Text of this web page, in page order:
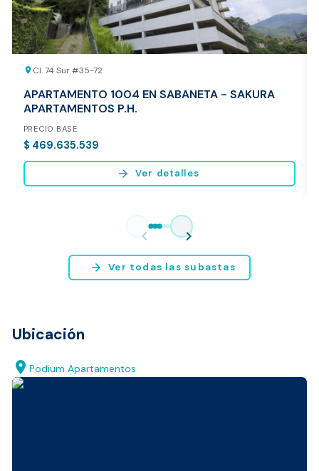
* Servicio disponible exclusivamente para inmuebles ubicados en
Bogotá y Medellín.
location_on Cl. 74 Sur #35-72
APARTAMENTO 1004 EN SABANETA - SAKURA
APARTAMENTOS P.H.
PRECIO BASE
$ 469.635.539
arrow_forward Ver detalles
chevron_left chevron_right
arrow_forward Ver todas las subastas
Ubicación
location_on Podium Apartamentos